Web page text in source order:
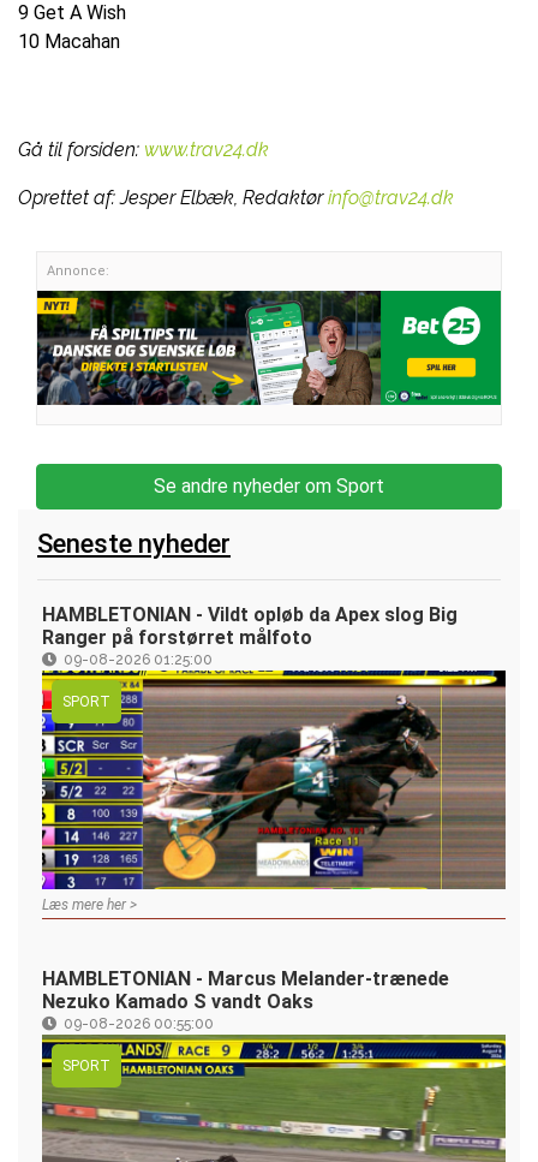
9 Get A Wish
10 Macahan
Gå til forsiden: www.trav24.dk
Oprettet af:Jesper Elbæk, Redaktør info@trav24.dk
Annonce:
Se andre nyheder om Sport
Seneste nyheder
HAMBLETONIAN - Vildt opløb da Apex slog Big
Ranger på forstørret målfoto
09-08-2026 01:25:00
SPORT
Læs mere her >
HAMBLETONIAN - Marcus Melander-trænede
Nezuko Kamado S vandt Oaks
09-08-2026 00:55:00
SPORT